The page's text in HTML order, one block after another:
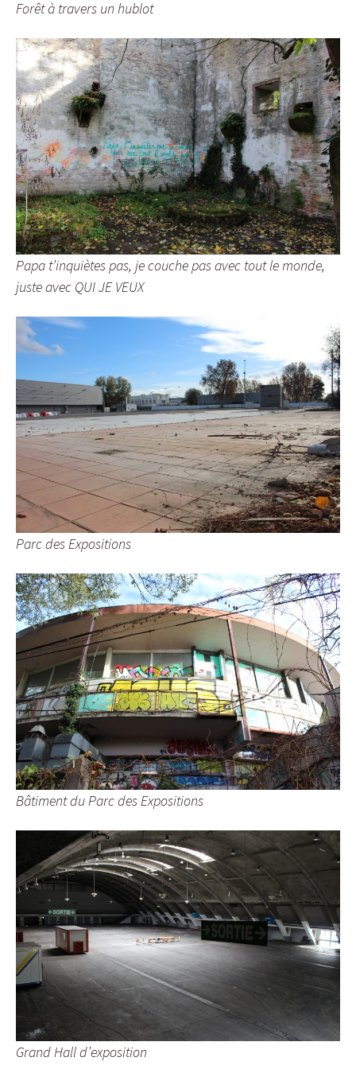
Forêt à travers un hublot
Papa t’inquiètes pas, je couche pas avec tout le monde,
juste avec QUI JE VEUX
Parc des Expositions
Bâtiment du Parc des Expositions
Grand Hall d’exposition